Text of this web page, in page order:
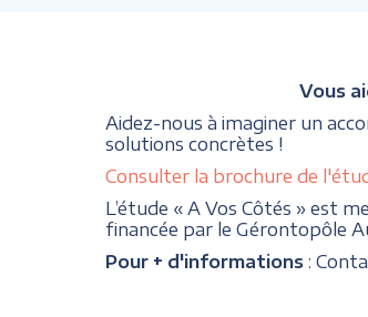
Vous
Aidez-nous à imaginer un
solutions concrètes !
Consulter la brochure de
L’étude « A Vos Côtés » est
financée par le Gérontopôle
Pour + d'informations: